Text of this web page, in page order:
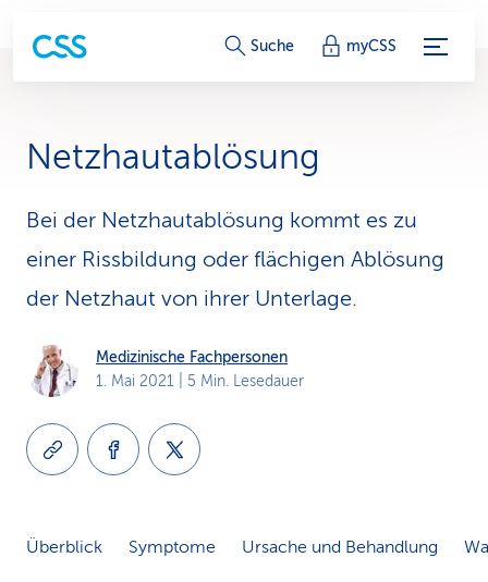
S
r
i
c
e
-
L
Suche myCSS
Netzhautablösung
Bei der Netzhautablösung kommt es zu
einer Rissbildung oder flächigen Ablösung
der Netzhaut von ihrer Unterlage.
Medizinische Fachpersonen
1. Mai 2021 | 5 Min. Lesedauer
Überblick Symptome Ursache und Behandlung